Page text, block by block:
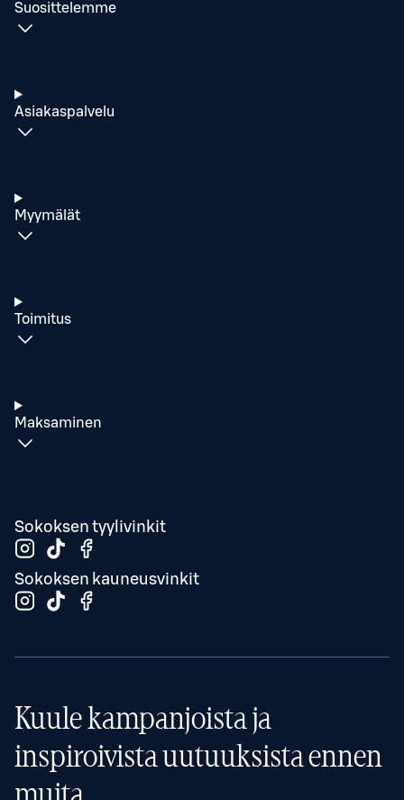
Suosittelemme
Asiakaspalvelu
Myymälät
Toimitus
Maksaminen
Sokoksen tyylivinkit
Sokoksen kauneusvinkit
Kuule kampanjoista ja
inspiroivista uutuuksista ennen